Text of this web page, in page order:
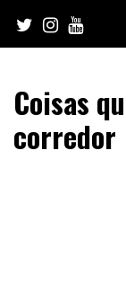
content
Coisas
corredor